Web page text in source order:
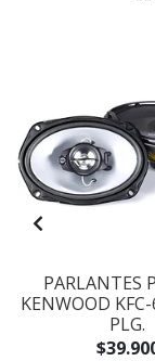
PARLANTES
KENWOOD
PLG.